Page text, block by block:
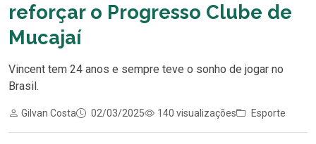
reforçar o Progresso Clube de
Mucajaí
Vincent tem 24 anos e sempre teve o sonho de jogar no
Brasil.
Gilvan Costa 02/03/2025 140 visualizações Esporte